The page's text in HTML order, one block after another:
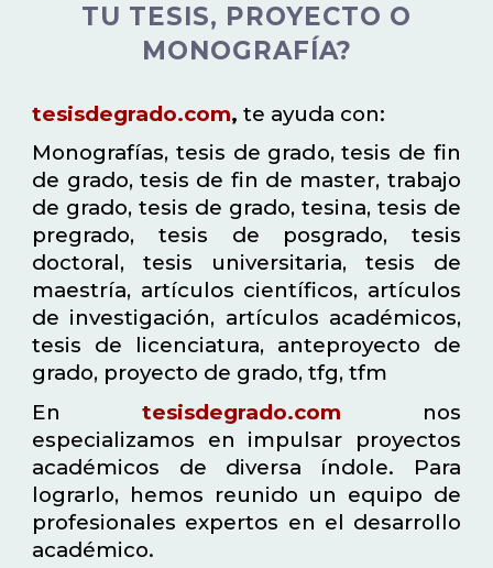
TU TESIS, PROYECTO O
MONOGRAFÍA?
tesisdegrado.com, te ayuda con:
Monografías, tesis de grado, tesis de fin
de grado, tesis de fin de master, trabajo
de grado, tesis de grado, tesina, tesis de
pregrado, tesis de posgrado, tesis
doctoral, tesis universitaria, tesis de
maestría, artículos científicos, artículos
de investigación, artículos académicos,
tesis de licenciatura, anteproyecto de
grado, proyecto de grado, tfg, tfm
En tesisdegrado.com nos
especializamos en impulsar proyectos
académicos de diversa índole. Para
lograrlo, hemos reunido un equipo de
profesionales expertos en el desarrollo
académico.